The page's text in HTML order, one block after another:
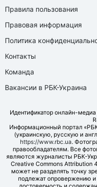
Правила пользования
Правовая информация
Политика
Контакты
Команда
Вакансии в РБК-Украина
Идентификатор онлайн-
Информационный портал
(украинскую, русскую и
https://www.rbc.ua.
правообладателям. Все
являются журналисты РБК-
Creative Commons Attribution
может не разделять точку
подлежат опровержению